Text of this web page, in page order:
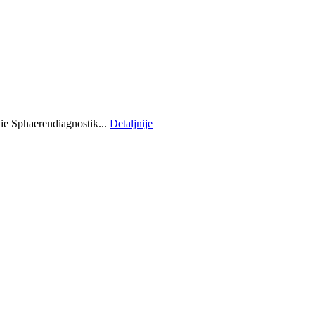
Sphaerendiagnostik... Detaljnije